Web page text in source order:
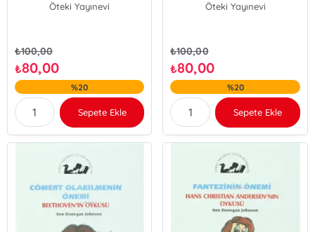
Öteki Yayınevi
₺100,00
₺80,00
%20
Sepete Ekle
Öteki Yayınevi
₺100,00
₺80,00
%20
Sepete Ekle